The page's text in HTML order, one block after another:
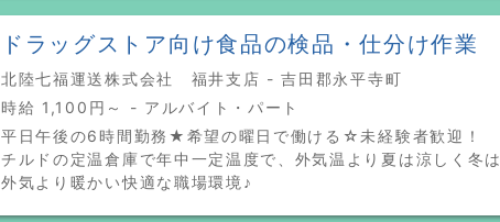
ドラッグストア向け食品の検品・仕分け作業
北陸七福運送株式会社 福井支店 - 吉田郡永平寺町
時給 1,100円～ - アルバイト・パート
平日午後の6時間勤務★希望の曜日で働ける☆未経験者歓迎！
チルドの定温倉庫で年中一定温度で、外気温より夏は涼しく冬は
外気より暖かい快適な職場環境♪